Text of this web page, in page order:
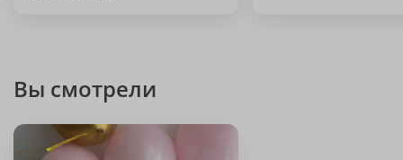
Вы смотрели